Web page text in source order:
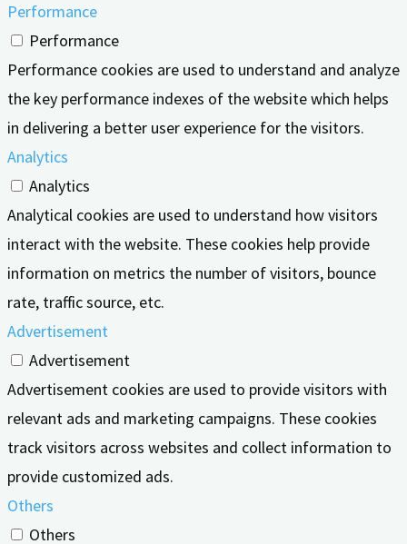
Performance
Performance
Performance cookies are used to understand and analyze
the key performance indexes of the website which helps
in delivering a better user experience for the visitors.
Analytics
Analytics
Analytical cookies are used to understand how visitors
interact with the website. These cookies help provide
information on metrics the number of visitors, bounce
rate, traffic source, etc.
Advertisement
Advertisement
Advertisement cookies are used to provide visitors with
relevant ads and marketing campaigns. These cookies
track visitors across websites and collect information to
provide customized ads.
Others
Others